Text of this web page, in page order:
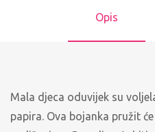
Opis
Mala djeca oduvijek su
papira. Ova bojanka pružit